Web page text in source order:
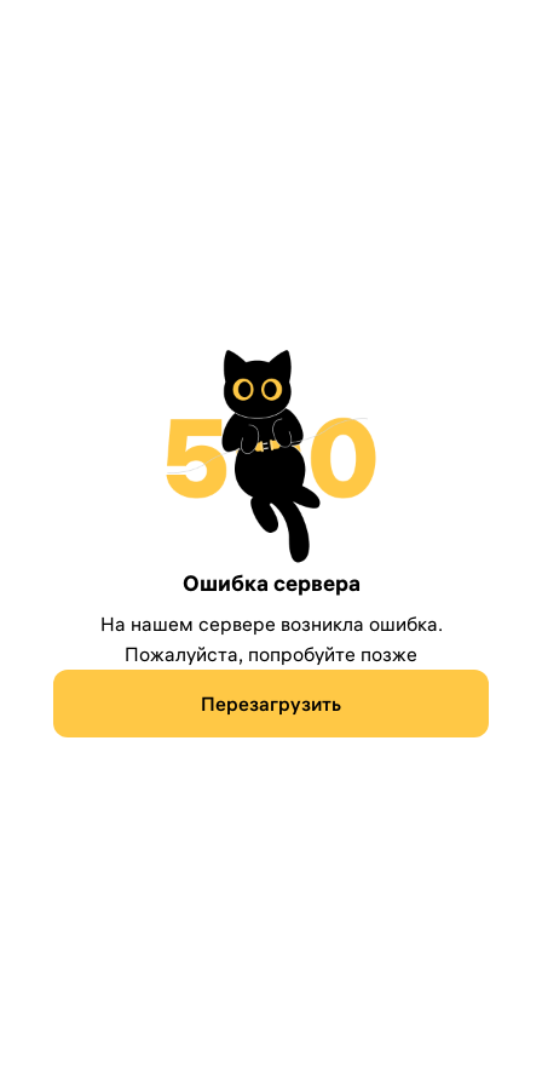
Ошибка сервера
На нашем сервере возникла ошибка.
Пожалуйста, попробуйте позже
Перезагрузить